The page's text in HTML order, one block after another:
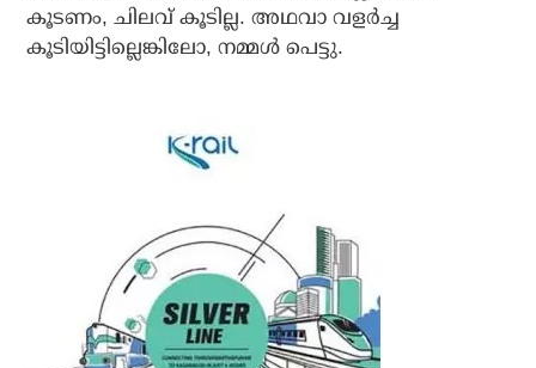
കൂടണം, ചിലവ് കൂടില്ല. അഥവാ വളര്‍ച്ച
കൂടിയിട്ടില്ലെങ്കിലോ, നമ്മള്‍ പെട്ടു.